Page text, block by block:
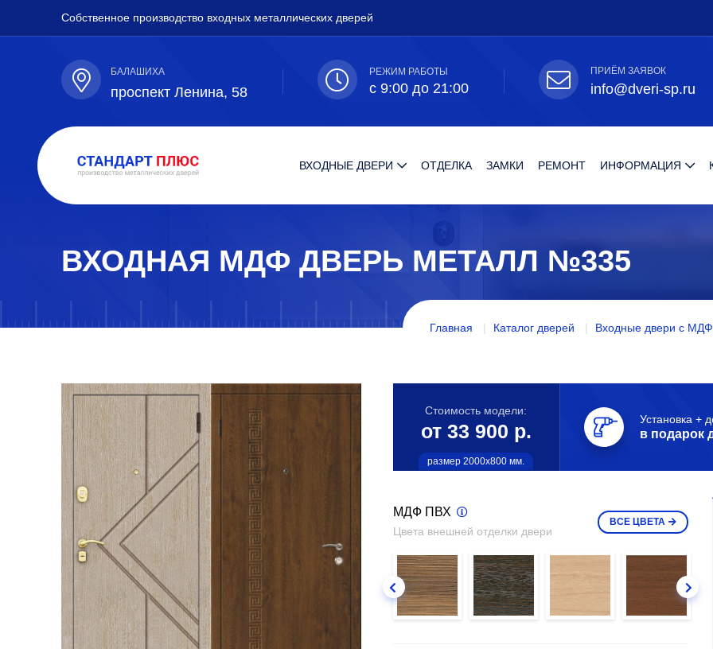
Собственное производство входных металлических дверей
БАЛАШИХА
проспект Ленина, 58
РЕЖИМ РАБОТЫ
с 9:00 до 21:00
ПРИЁМ ЗАЯВОК
info@dveri-sp.ru
ВХОДНЫЕ ДВЕРИ ОТДЕЛКА ЗАМКИ РЕМОНТ ИНФОРМАЦИЯ
ВХОДНАЯ МДФ ДВЕРЬ МЕТАЛЛ №335
Главная Каталог дверей Входные двери с
Стоимость модели:
от 33 900 р.
размер 2000х800 мм.
Установка +
в подарок
МДФ ПВХ
Цвета внешней отделки двери
ВСЕ ЦВЕТА